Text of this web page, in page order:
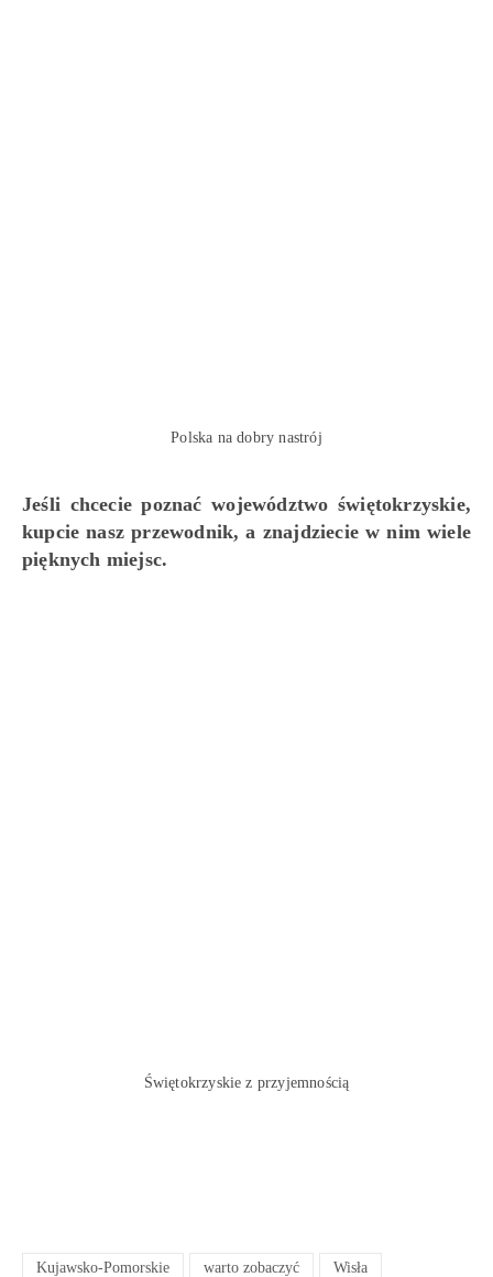
Polska na dobry nastrój
Jeśli chcecie poznać województwo świętokrzyskie,
kupcie nasz przewodnik, a znajdziecie w nim wiele
pięknych miejsc.
Świętokrzyskie z przyjemnością
Kujawsko-Pomorskie warto zobaczyć
Wisła